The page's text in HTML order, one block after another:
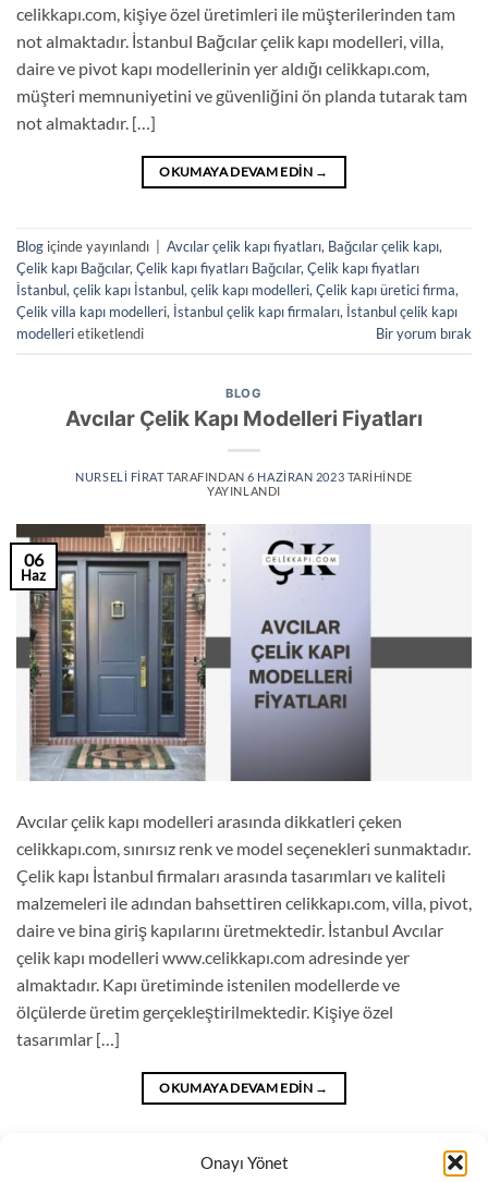
Onayı Yönet
celikkapı.com, kişiye özel üretimleri ile müşterilerinden tam
not almaktadır. İstanbul Bağcılar çelik kapı modelleri, villa,
daire ve pivot kapı modellerinin yer aldığı celikkapı.com,
müşteri memnuniyetini ve güvenliğini ön planda tutarak tam
not almaktadır. […]
OKUMAYA DEVAM EDIN →
Blog içinde yayınlandı Avcılar çelik kapı fiyatları, Bağcılar çelik kapı,
Çelik kapı Bağcılar,Çelik kapı fiyatları Bağcılar,Çelik kapı fiyatları
İstanbul,çelik kapı İstanbul,çelik kapı modelleri,Çelik kapı üretici firma,
Çelik villa kapı modelleri, İstanbul çelik kapı firmaları, İstanbul çelik kapı
modellerietiketlendi Bir yorum bırak
BLOG
Avcılar Çelik Kapı Modelleri Fiyatları
NURSELI FIRATTARAFINDAN 6 HAZIRAN 2023 TARIHINDE
YAYINLANDI
06
Haz
Avcılar çelik kapı modelleri arasında dikkatleri çeken
celikkapı.com, sınırsız renk ve model seçenekleri sunmaktadır.
Çelik kapı İstanbul firmaları arasında tasarımları ve kaliteli
malzemeleri ile adından bahsettiren celikkapı.com, villa, pivot,
daire ve bina giriş kapılarını üretmektedir. İstanbul Avcılar
çelik kapı modelleri www.celikkapı.com adresinde yer
almaktadır. Kapı üretiminde istenilen modellerde ve
ölçülerde üretim gerçekleştirilmektedir. Kişiye özel
tasarımlar […]
OKUMAYA DEVAM EDIN →
Avcılar çelik kapı fiyatları